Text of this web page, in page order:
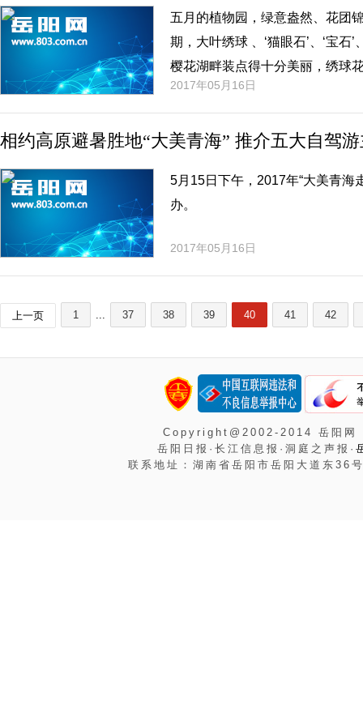
五月的植物园，绿意盎然、花团
期，大叶绣球 、‘猫眼石’、‘宝石
樱花湖畔装点得十分美丽，绣球
好的祝福!
2017年05月16日
相约高原避暑胜地“大美青海” 推介五大自驾
​5月15日下午，2017年“大美青海
办。
2017年05月16日
上一页 1 ... 37 38 39 40 41 42
Copyright@2002-2014 岳阳
岳阳日报·长江信息报·洞庭之声报·
联系地址：湖南省岳阳市岳阳大道东